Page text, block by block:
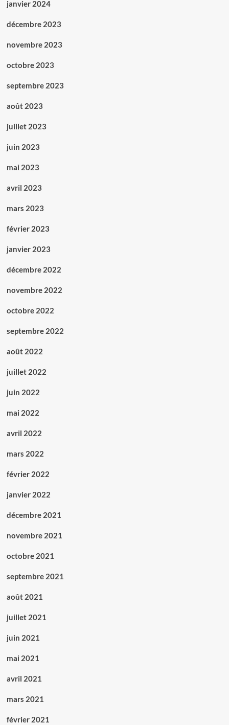
janvier 2024
décembre 2023
novembre 2023
octobre 2023
septembre 2023
août 2023
juillet 2023
juin 2023
mai 2023
avril 2023
mars 2023
février 2023
janvier 2023
décembre 2022
novembre 2022
octobre 2022
septembre 2022
août 2022
juillet 2022
juin 2022
mai 2022
avril 2022
mars 2022
février 2022
janvier 2022
décembre 2021
novembre 2021
octobre 2021
septembre 2021
août 2021
juillet 2021
juin 2021
mai 2021
avril 2021
mars 2021
février 2021